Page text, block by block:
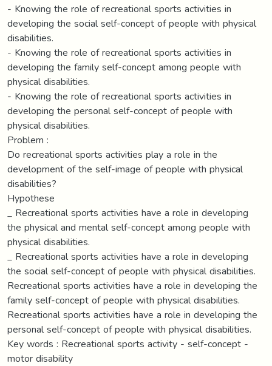
- Knowing the role of recreational sports activities in
developing the social self-concept of people with physical
disabilities.
- Knowing the role of recreational sports activities in
developing the family self-concept among people with
physical disabilities.
- Knowing the role of recreational sports activities in
developing the personal self-concept of people with
physical disabilities.
Problem :
Do recreational sports activities play a role in the
development of the self-image of people with physical
disabilities?
Hypothese
_ Recreational sports activities have a role in developing
the physical and mental self-concept among people with
physical disabilities.
_ Recreational sports activities have a role in developing
the social self-concept of people with physical disabilities.
Recreational sports activities have a role in developing the
family self-concept of people with physical disabilities.
Recreational sports activities have a role in developing the
personal self-concept of people with physical disabilities.
Key words : Recreational sports activity - self-concept -
motor disability